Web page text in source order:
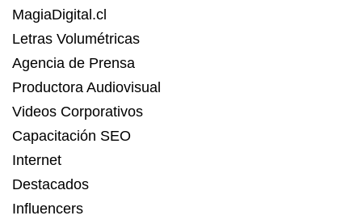
MagiaDigital.cl
Letras Volumétricas
Agencia de Prensa
Productora Audiovisual
Videos Corporativos
Capacitación SEO
Internet
Destacados
Influencers